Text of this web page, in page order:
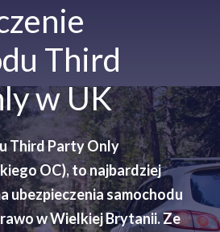
Third
w UK
Third Party Only
OC), to najbardziej
ubezpieczenia samochodu
w Wielkiej Brytanii. Ze